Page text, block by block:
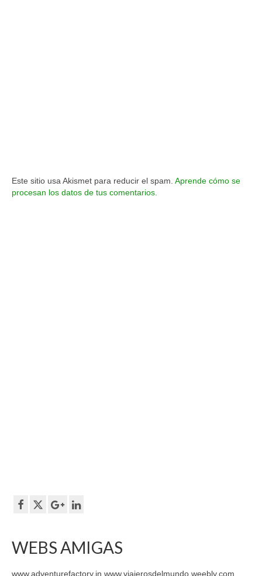
Este sitio usa Akismet para reducir el spam. Aprende cómo se
procesan los datos de tus comentarios.
WEBS AMIGAS
www.adventurefactory.in www.viajerosdelmundo.weebly.com